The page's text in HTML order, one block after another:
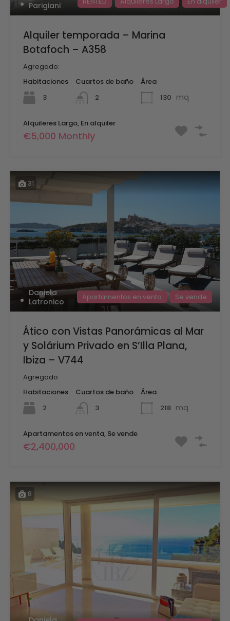
Parigiani
Alquiler temporada – Marina
Botafoch – A358
Agregado:
Habitaciones
3
Cuartos de baño
2
Área
130 mq
Alquileres Largo, En alquiler
€5,000 Monthly
31
Daniela
Latronico
Apartamentos en venta Se vende
Ático con Vistas Panorámicas al Mar
y Solárium Privado en S’Illa Plana,
Ibiza – V744
Agregado:
Habitaciones
2
Cuartos de baño
3
Área
218 mq
Apartamentos en venta, Se vende
€2,400,000
8